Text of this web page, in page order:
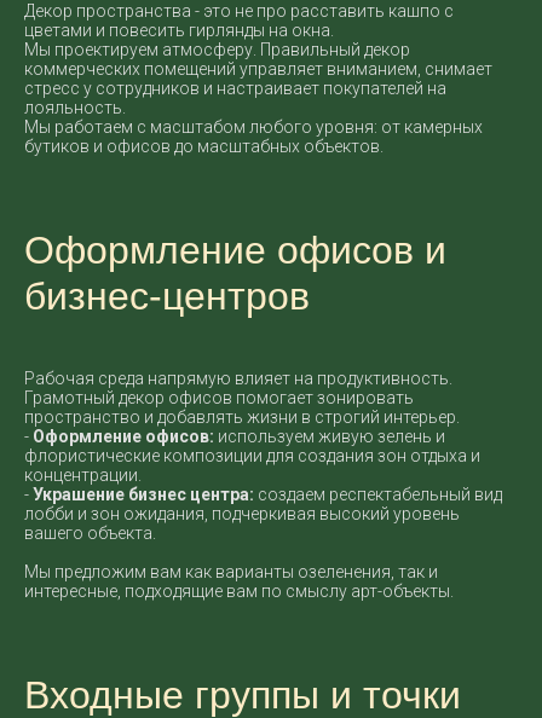
Декор пространства - это не про расставить кашпо с
цветами и повесить гирлянды на окна.
Мы проектируем атмосферу. Правильный декор
коммерческих помещений управляет вниманием, снимает
стресс у сотрудников и настраивает покупателей на
лояльность.
Мы работаем с масштабом любого уровня: от камерных
бутиков и офисов до масштабных объектов.
Оформление офисов и
бизнес-центров
Рабочая среда напрямую влияет на продуктивность.
Грамотный декор офисов помогает зонировать
пространство и добавлять жизни в строгий интерьер.
- Оформление офисов: используем живую зелень и
флористические композиции для создания зон отдыха и
концентрации.
-Украшение бизнес центра: создаем респектабельный вид
лобби и зон ожидания, подчеркивая высокий уровень
вашего объекта.
Мы предложим вам как варианты озеленения, так и
интересные, подходящие вам по смыслу арт-объекты.
Входные группы и точки